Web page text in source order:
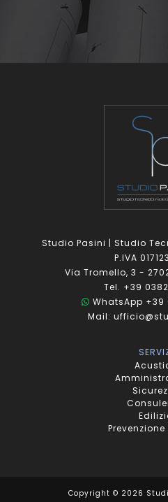
Studio Pasini | Studio
P.IVA
Via Tromello, 3 -
Tel. +39
WhatsApp +39
Mail:
Copyright © 2026